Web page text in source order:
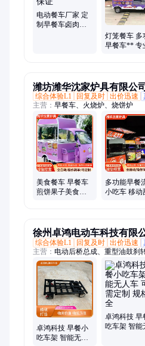
电动餐车厂家 定
制早餐车卤肉卷
灯笼餐车 多
早餐车** 专
潍坊潍华沈家炉具有限公司
综合体验L1
回复及时 出价迅速
主营： 早餐车、火烧炉、烧饼炉
美食餐车 早餐车
煎饼果子美食车
多功能早餐
小吃车 移动
徐州卓鸿电动车科技有限
综合体验L1
回复及时 出价迅速
主营： 电动后桥总成、重型油鼓刹
早餐车、电动车轮胎、碟刹/非碟
后桥总成、摩托车前驱动转向桥、
碟刹前桥、电动车悬挂配件、王子
卓鸿科技 早餐小
吃车架 智能无人
卓鸿科技 早
吃车架 智能